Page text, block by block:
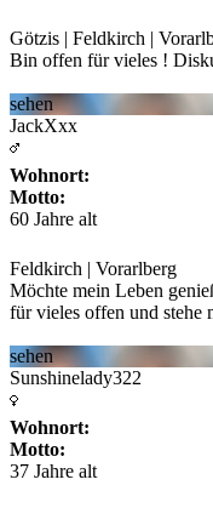
Götzis | Feldkirch |
Bin offen für vieles !
sehen
JackXxx
Wohnort:
Motto:
60 Jahre alt
Feldkirch | Vorarlberg
Möchte mein Leben
für vieles offen und stehe
sehen
Sunshinelady322
Wohnort:
Motto:
37 Jahre alt